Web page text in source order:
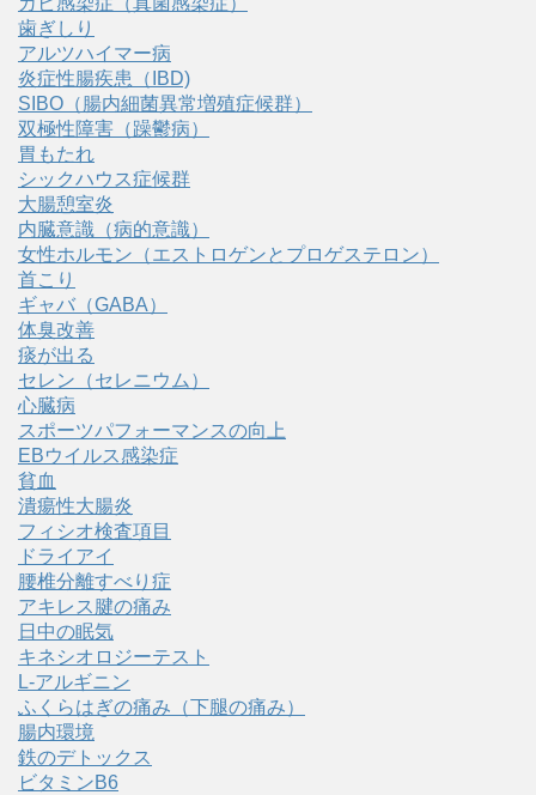
歯ぎしり
アルツハイマー病
炎症性腸疾患（IBD)
SIBO（腸内細菌異常増殖症候群）
双極性障害（躁鬱病）
胃もたれ
シックハウス症候群
大腸憩室炎
内臓意識（病的意識）
女性ホルモン（エストロゲンとプロゲステロン）
首こり
ギャバ（GABA）
体臭改善
痰が出る
セレン（セレニウム）
心臓病
スポーツパフォーマンスの向上
EBウイルス感染症
貧血
潰瘍性大腸炎
フィシオ検査項目
ドライアイ
腰椎分離すべり症
アキレス腱の痛み
日中の眠気
キネシオロジーテスト
L-アルギニン
ふくらはぎの痛み（下腿の痛み）
腸内環境
鉄のデトックス
ビタミンB6